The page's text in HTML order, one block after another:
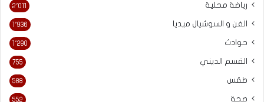
رياضة محلية 2٬011
الفن و السوشيال ميديا 1٬936
حوادث 1٬290
القسم الديني 755
طقس 588
صحة 552